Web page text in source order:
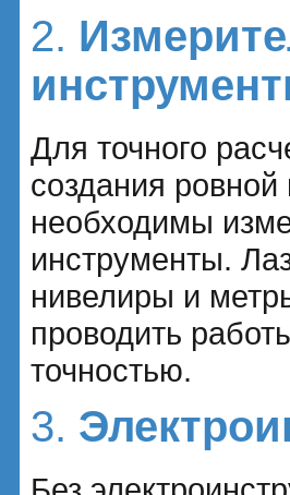
2.
Для точного
создания ровной
необходимы
инструменты.
нивелиры и
проводить
точностью.
3.